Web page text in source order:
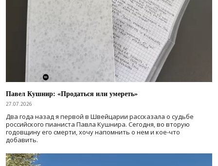
Павел Кушнир: «Продаться или умереть»
27.07.2026
Два года назад я первой в Швейцарии рассказала о судьбе
российского пианиста Павла Кушнира. Сегодня, во вторую
годовщину его смерти, хочу напомнить о нем и кое-что
добавить.